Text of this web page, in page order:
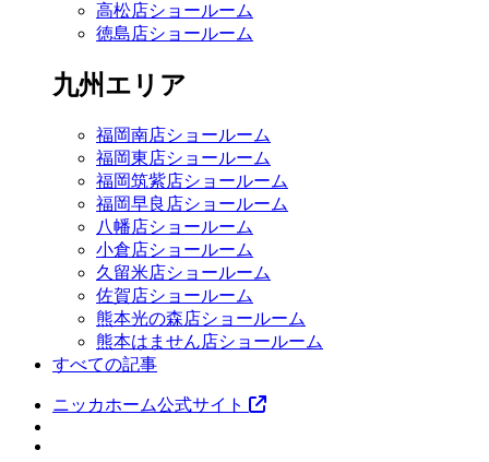
高松店ショールーム
徳島店ショールーム
九州エリア
福岡南店ショールーム
福岡東店ショールーム
福岡筑紫店ショールーム
福岡早良店ショールーム
八幡店ショールーム
小倉店ショールーム
久留米店ショールーム
佐賀店ショールーム
熊本光の森店ショールーム
熊本はません店ショールーム
すべての記事
ニッカホーム公式サイト